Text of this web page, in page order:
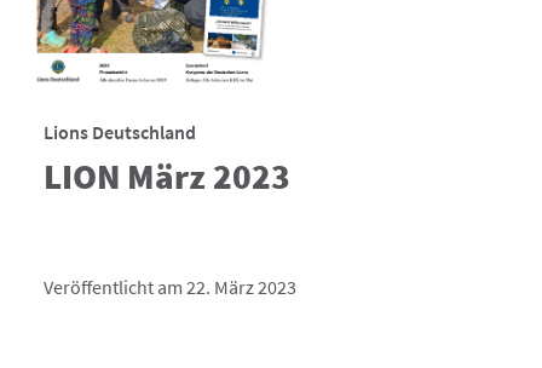
Lions Deutschland
LION März 2023
Veröffentlicht am 22. März 2023